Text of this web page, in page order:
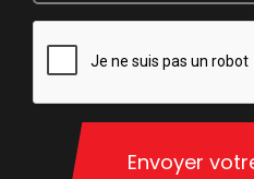
Envoyer